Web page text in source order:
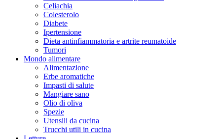
Celiachia
Colesterolo
Diabete
Ipertensione
Dieta antinfiammatoria e artrite reumatoide
Tumori
Mondo alimentare
Alimentazione
Erbe aromatiche
Impasti di salute
Mangiare sano
Olio di oliva
Spezie
Utensili da cucina
Trucchi utili in cucina